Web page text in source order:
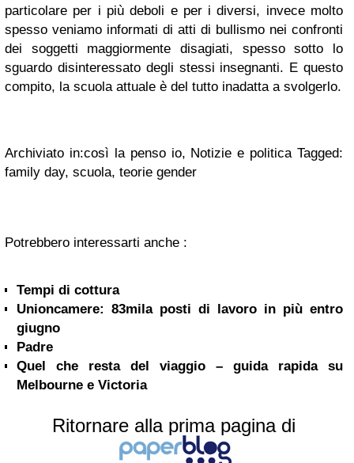
particolare per i più deboli e per i diversi, invece molto
spesso veniamo informati di atti di bullismo nei confronti
dei soggetti maggiormente disagiati, spesso sotto lo
sguardo disinteressato degli stessi insegnanti. E questo
compito, la scuola attuale è del tutto inadatta a svolgerlo.
Archiviato in:così la penso io, Notizie e politica Tagged:
family day, scuola, teorie gender
Potrebbero interessarti anche :
Tempi di cottura
Unioncamere: 83mila posti di lavoro in più entro
giugno
Padre
Quel che resta del viaggio – guida rapida su
Melbourne e Victoria
Ritornare alla prima pagina di